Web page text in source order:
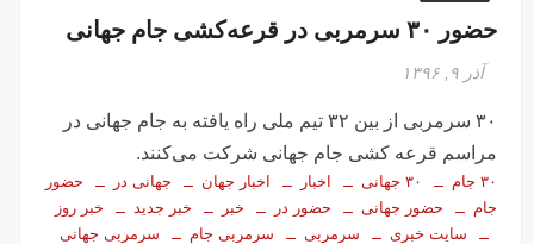
حضور ۳۰ سرمربی در قرعه‌کشی جام جهانی
آذر ۹, ۱۳۹۶
۳۰ سرمربی از بین ۳۲ تیم ملی راه یافته به جام جهانی در
مراسم قرعه کشی جام جهانی شرکت می‌کنند.
۳۰ جام ۳۰ جهانی اخبار اخبار جهان جهانی در
حضور
جام
حضور جهانی حضور در خبر خبر جدید
خبر روز
سایت خبری
سرمربی سرمربی جام
سرمربی جهانی